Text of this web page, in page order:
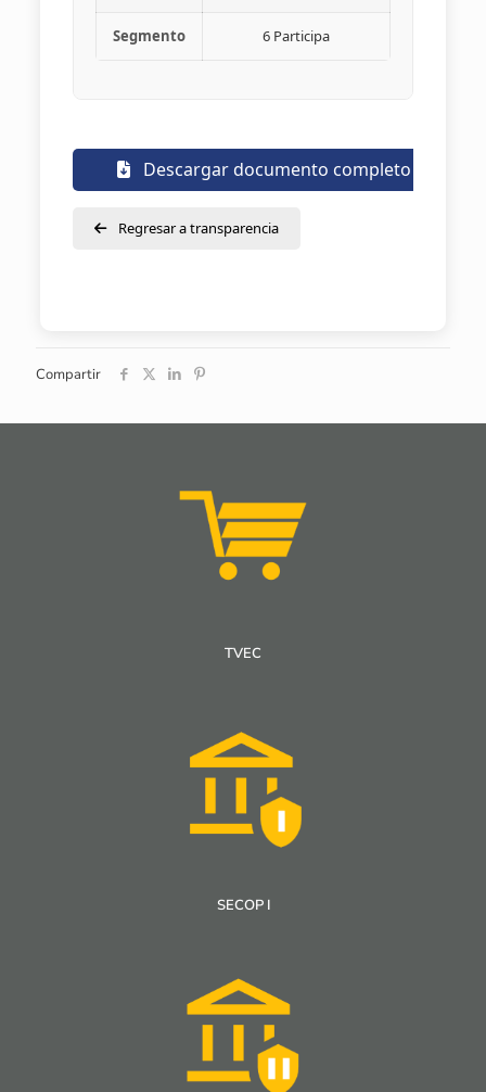
Segmento 6 Participa
Descargar documento completo
Regresar a transparencia
Compartir
TVEC
SECOP I